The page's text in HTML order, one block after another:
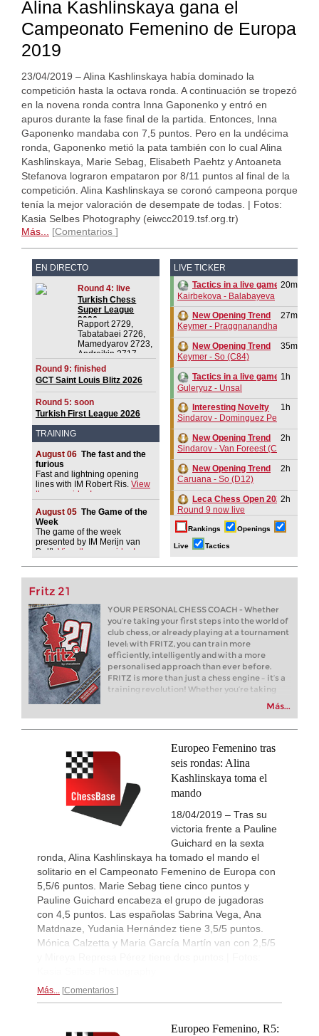
Alina Kashlinskaya gana el
Campeonato Femenino de Europa
2019
23/04/2019 – Alina Kashlinskaya había dominado la
competición hasta la octava ronda. A continuación se tropezó
en la novena ronda contra Inna Gaponenko y entró en
apuros durante la fase final de la partida. Entonces, Inna
Gaponenko mandaba con 7,5 puntos. Pero en la undécima
ronda, Gaponenko metió la pata también con lo cual Alina
Kashlinskaya, Marie Sebag, Elisabeth Paehtz y Antoaneta
Stefanova lograron empataron por 8/11 puntos al final de la
competición. Alina Kashlinskaya se coronó campeona porque
tenía la mejor valoración de desempate de todas. | Fotos:
Kasia Selbes Photography (eiwcc2019.tsf.org.tr)
Más...
Comentarios
EN DIRECTO
Round 4: live
Turkish Chess
Super League
2026
Rapport 2729,
Tabatabaei 2726,
Mamedyarov 2723,
Andreikin 2717,
Erdogmus 2716
Round 9: finished
GCT Saint Louis Blitz 2026
Round 5: soon
Turkish First League 2026
TRAINING
August 06 The fast and the
furious
Fast and lightning opening
lines with IM Robert Ris. View
the new video!
August 05 The Game of the
Week
The game of the week
presented by IM Merijn van
Delft. View the new video!
LIVE TICKER
Tactics in a live game
Kairbekova - Balabayeva
20m
New Opening Trend
Keymer - Praggnanandhaa R (D31)
27m
New Opening Trend
Keymer - So (C84)
35m
Tactics in a live game
Guleryuz - Unsal
1h
Interesting Novelty
Sindarov - Dominguez Perez (C54)
1h
New Opening Trend
Sindarov - Van Foreest (C50)
2h
New Opening Trend
Caruana - So (D12)
2h
Leca Chess Open 2026
Round 9 now live
2h
FIDE WUTCC Finals-Pool-A
Round 3 now live
3h
Tactics in a live game
Liang - Giri
4h
Turkish Chess Super League
Round 4 now live
19th Arad Open A 2026
Round 5 now live
4h
New Opening Trend
Ipek - Ceylan (A35)
New Opening Trend
Singgih - Lesbekova (B28)
Fava - Sooraj M R (B04)
New Opening Trend
Tanriverdi - Sirin (B72)
New Opening Trend
Pour Agha Bala - Olsen (D36)
Interesting Novelty
Hardaway - Erten (C45)
New Opening Trend
Rodriguez Hernandez - Elias
Liang - Van Foreest (C72)
Rankings Openings
Live Tactics
Fritz 21
YOUR PERSONAL CHESS COACH - Whether
you’re taking your first steps into the world of
club chess, or already playing at a tournament
level: with FRITZ, you can train more
efficiently, intelligently and with a more
personalised approach than ever before.
FRITZ is more than just a chess engine – it’s a
training revolution! Whether you’re taking
already playing at a tournament level: with
approach than ever before.
Más...
Europeo Femenino tras
seis rondas: Alina
Kashlinskaya toma el
mando
18/04/2019 – Tras su
victoria frente a Pauline
Guichard en la sexta
ronda, Alina Kashlinskaya ha tomado el mando el
solitario en el Campeonato Femenino de Europa con
5,5/6 puntos. Marie Sebag tiene cinco puntos y
Pauline Guichard encabeza el grupo de jugadoras
con 4,5 puntos. Las españolas Sabrina Vega, Ana
Matdnaze, Yudania Hernández tiene 3,5/5 puntos.
Mónica Calzetta y Maria García Martín van con 2,5/5
Más... Comentarios
Europeo Femenino, R5: